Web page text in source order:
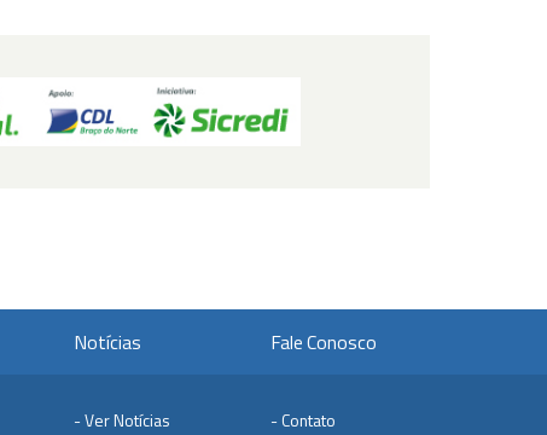
Notícias
- Ver Notícias
Fale Conosco
- Contato